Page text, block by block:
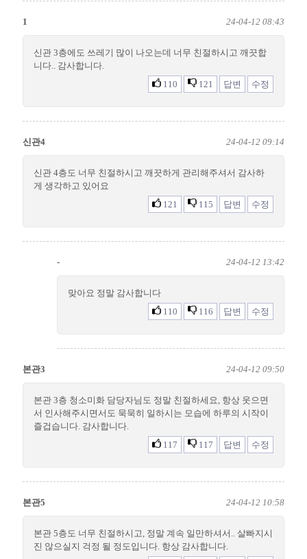
1 24-04-12 08:43
신관 3층에도 쓰레기 많이 나오는데 너무 친절하시고 깨끗합
니다.. 감사합니다.
110
121 답변 수정
신관4 24-04-12 09:14
신관 4층도 너무 친절하시고 깨끗하게 관리해주셔서 감사하
게 생각하고 있어요
121
115 답변 수정
- 24-04-12 13:42
맞아요 정말 감사합니다
110
116 답변 수정
본관3 24-04-12 09:50
본관 3층 청소미화 담당자님도 정말 친절하세요, 항상 웃으면
서 인사해주시면서도 묵묵히 일하시는 모습에 하루의 시작이
즐겁습니다. 감사합니다.
117
117 답변 수정
본관5 24-04-12 10:58
본관 5층도 너무 친절하시고, 정말 계속 일만하셔서.. 살빠지시
진 않으실지 걱정 될 정도입니다. 항상 감사합니다.